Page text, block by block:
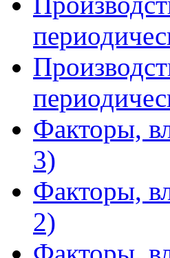
Факторы,
3)
Факторы,
2)